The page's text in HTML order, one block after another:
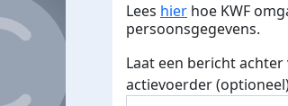
Lees hier hoe KWF
persoonsgegevens.
Laat een bericht
actievoerder